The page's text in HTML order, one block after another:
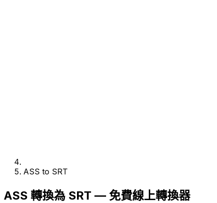
ASS to SRT
ASS 轉換為 SRT — 免費線上轉換器